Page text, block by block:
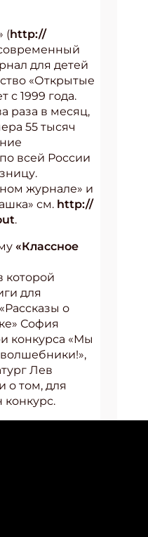
(http://
для детей
«Открытые
с 1999 года.
раза в месяц,
55 тысяч
всей России
журнале» и
см. http://
.
«Классное
которой
для
о
София
конкурса «Мы
Лев
о том, для